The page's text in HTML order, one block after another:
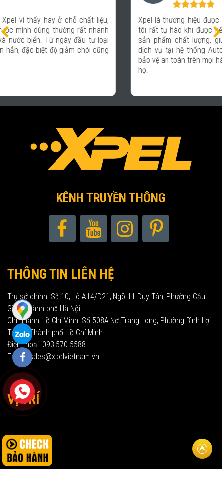
Xpel là thương hiệu được nhiều người trong giới xe biết đến,
tôi rất tự hào khi được kết hợp với Xpel để mang lại những
sản phẩm chất lượng, giúp các khách hàng đến sử dụng
dịch vụ tại hệ thống Auto 365 hoàn toàn an tâm và được
bảo vệ an toàn trên mọi hành trình với chiếc xe thân yêu của
KÊNH TRUYỀN THÔNG
THÔNG TIN LIÊN HỆ
Trụ sở chính: Số 10, Lô A14/D21, Ngõ 11 Duy Tân, Phường Cầu
Giấy, Thành phố Hà Nội.
Chi nhánh Hồ Chí Minh: Số 508A Nơ Trang Long, Phường Bình Lợi
Trung, Thành phố Hồ Chí Minh.
Điện thoại: 093 570 5588
Email: sales@xpelvietnam.vn
VỊ TRÍ
Về đầu